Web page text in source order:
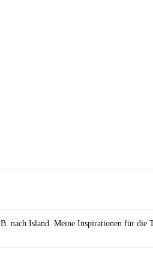
nach Island. Meine Inspirationen für die